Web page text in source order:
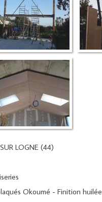
LOGNE (44)
Okoumé - Finition huilée